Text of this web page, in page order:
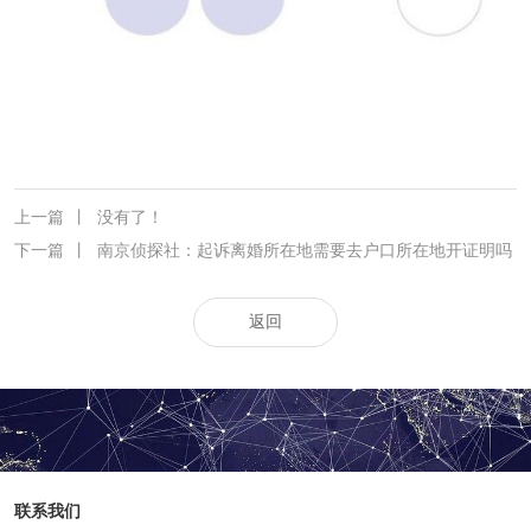
上一篇
没有了！
下一篇
南京侦探社：起诉离婚所在地需要去户口所在地开证明吗
返回
联系我们